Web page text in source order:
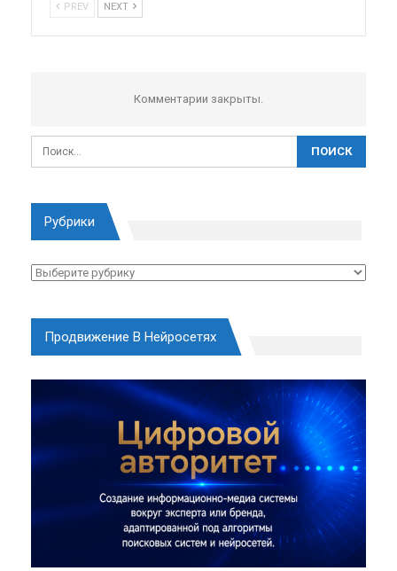
PREV NEXT
Комментарии закрыты.
Рубрики
Рубрики
Продвижение В Нейросетях